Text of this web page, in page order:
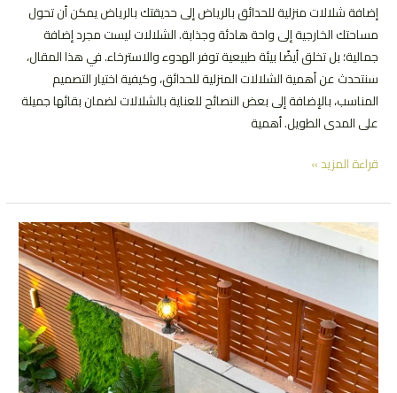
إضافة شلالات منزلية للحدائق بالرياض إلى حديقتك بالرياض يمكن أن تحول
مساحتك الخارجية إلى واحة هادئة وجذابة. الشلالات ليست مجرد إضافة
جمالية؛ بل تخلق أيضًا بيئة طبيعية توفر الهدوء والاسترخاء. في هذا المقال،
سنتحدث عن أهمية الشلالات المنزلية للحدائق، وكيفية اختيار التصميم
المناسب، بالإضافة إلى بعض النصائح للعناية بالشلالات لضمان بقائها جميلة
على المدى الطويل. أهمية
شلالات
للحدائق
بالرياض
تعرف
بالصور
قراءة المزيد »